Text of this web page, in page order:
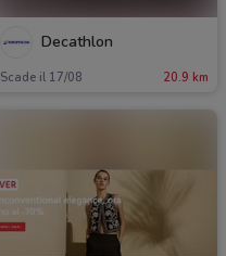
Decathlon
Scade il 17/08 20.9 km